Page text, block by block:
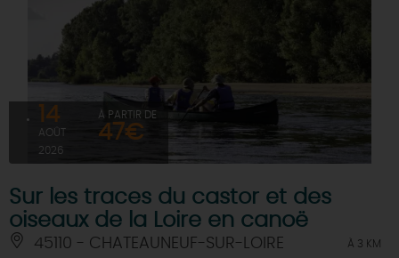
14
AOÛT
2026
À PARTIR DE
47€
Sur les traces du castor et des
oiseaux de la Loire en canoë
45110 - CHATEAUNEUF-SUR-LOIRE À 3 KM